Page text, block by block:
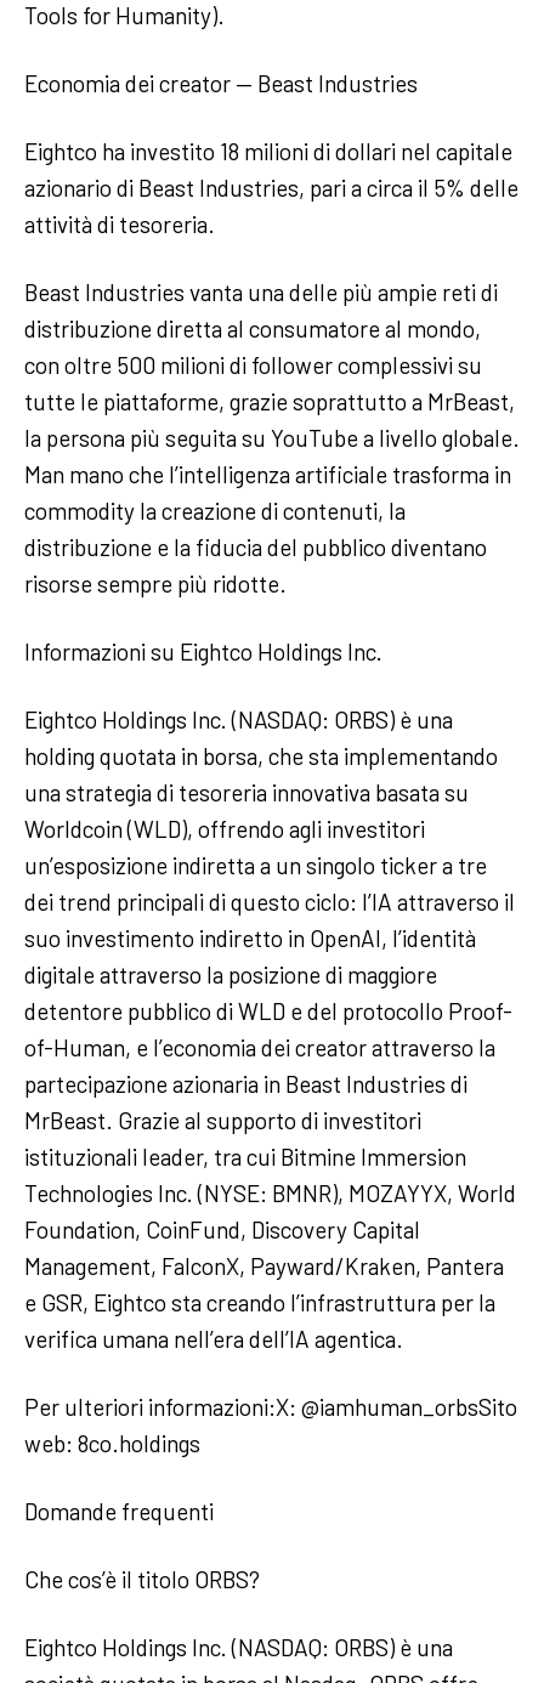
Tools for Humanity).
Economia dei creator — Beast Industries
Eightco ha investito 18 milioni di dollari nel capitale
azionario di Beast Industries, pari a circa il 5% delle
attività di tesoreria.
Beast Industries vanta una delle più ampie reti di
distribuzione diretta al consumatore al mondo,
con oltre 500 milioni di follower complessivi su
tutte le piattaforme, grazie soprattutto a MrBeast,
la persona più seguita su YouTube a livello globale.
Man mano che l’intelligenza artificiale trasforma in
commodity la creazione di contenuti, la
distribuzione e la fiducia del pubblico diventano
risorse sempre più ridotte.
Informazioni su Eightco Holdings Inc.
Eightco Holdings Inc. (NASDAQ: ORBS) è una
holding quotata in borsa, che sta implementando
una strategia di tesoreria innovativa basata su
Worldcoin (WLD), offrendo agli investitori
un’esposizione indiretta a un singolo ticker a tre
dei trend principali di questo ciclo: l’IA attraverso il
suo investimento indiretto in OpenAI, l’identità
digitale attraverso la posizione di maggiore
detentore pubblico di WLD e del protocollo Proof-
of-Human, e l’economia dei creator attraverso la
partecipazione azionaria in Beast Industries di
MrBeast. Grazie al supporto di investitori
istituzionali leader, tra cui Bitmine Immersion
Technologies Inc. (NYSE: BMNR), MOZAYYX, World
Foundation, CoinFund, Discovery Capital
Management, FalconX, Payward/Kraken, Pantera
e GSR, Eightco sta creando l’infrastruttura per la
verifica umana nell’era dell’IA agentica.
Per ulteriori informazioni:X: @iamhuman_orbsSito
web: 8co.holdings
Domande frequenti
Che cos’è il titolo ORBS?
Eightco Holdings Inc. (NASDAQ: ORBS) è una